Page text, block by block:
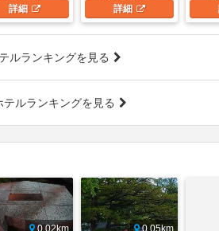
詳細
詳細
ルランキングを見る
テルランキングを見る
0.02km
0.05km